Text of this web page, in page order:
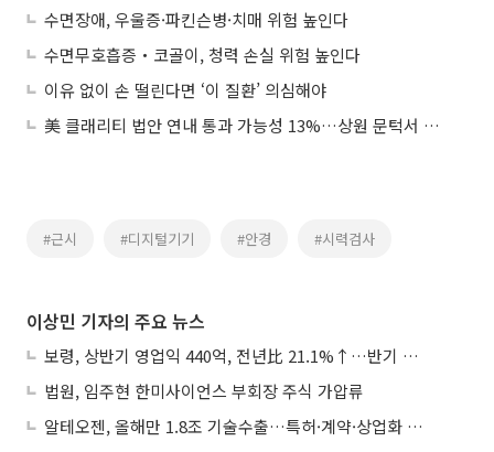
수면장애, 우울증·파킨슨병·치매 위험 높인다
수면무호흡증‧코골이, 청력 손실 위험 높인다
이유 없이 손 떨린다면 ‘이 질환’ 의심해야
美 클래리티 법안 연내 통과 가능성 13%…상원 문턱서 제동
#근시 #디지털기기 #안경 #시력검사
이상민 기자의 주요 뉴스
보령, 상반기 영업익 440억, 전년比 21.1%↑…반기 역대 최대
법원, 임주현 한미사이언스 부회장 주식 가압류
알테오젠, 올해만 1.8조 기술수출…특허·계약·상업화 ‘삼박자’